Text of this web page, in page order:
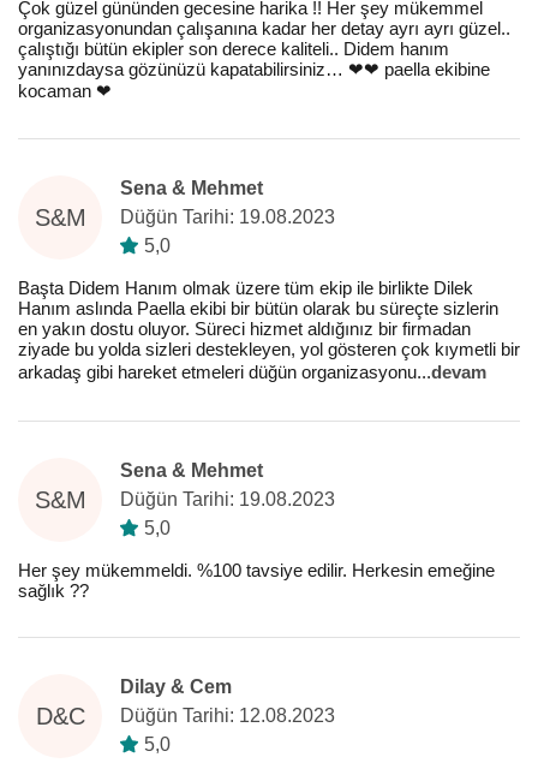
Çok güzel gününden gecesine harika !! Her şey mükemmel
organizasyonundan çalışanına kadar her detay ayrı ayrı güzel..
çalıştığı bütün ekipler son derece kaliteli.. Didem hanım
yanınızdaysa gözünüzü kapatabilirsiniz… ❤️❤️ paella ekibine
kocaman ❤️
S&M
Sena & Mehmet
Düğün Tarihi: 19.08.2023
5,0
Başta Didem Hanım olmak üzere tüm ekip ile birlikte Dilek
Hanım aslında Paella ekibi bir bütün olarak bu süreçte sizlerin
en yakın dostu oluyor. Süreci hizmet aldığınız bir firmadan
ziyade bu yolda sizleri destekleyen, yol gösteren çok kıymetli bir
arkadaş gibi hareket etmeleri düğün organizasyonu...devam
S&M
Sena & Mehmet
Düğün Tarihi: 19.08.2023
5,0
Her şey mükemmeldi. %100 tavsiye edilir. Herkesin emeğine
sağlık ??
D&C
Dilay & Cem
Düğün Tarihi: 12.08.2023
5,0